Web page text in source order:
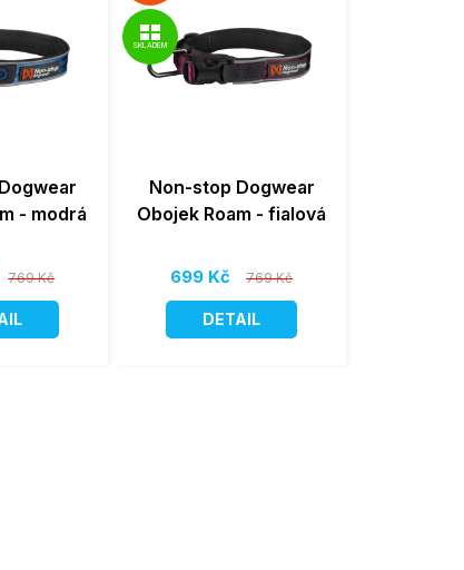
- modrá
769 Kč
SKLADEM
Non-stop Dogwear
Obojek Roam - fialová
699 Kč 769 Kč
DETAIL